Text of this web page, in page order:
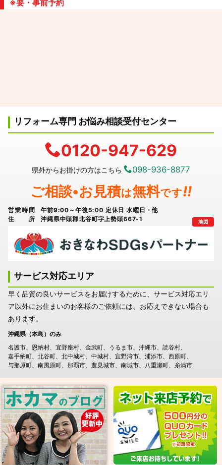
※要・事前予約
リフォーム専門 お悩み相談受付センター
0120-947-629
県外からお掛けの方はこちら 098-936-8877
ご相談•お見積は無料です!!
営業時間
午前9:00～午後5:00 定休日 水曜日・他
住所
沖縄県中頭郡北谷町字上勢頭667-1 地図
サービス対応エリア
早く品質の良いサービスをお届けするために、サービス対応エリ
ア以外にお住まいのお客様のご依頼には、お応えできない場合も
あります。
沖縄県（本島）のみ
名護市
恩納村 宜野座村 金武町 うるま市 沖縄市
読谷村
嘉手納町
北谷町 北中城村 中城村 宜野湾市 浦添市
西原町
与那原町
南風原町 那覇市 豊見城市 南城市 八重瀬町 糸満市